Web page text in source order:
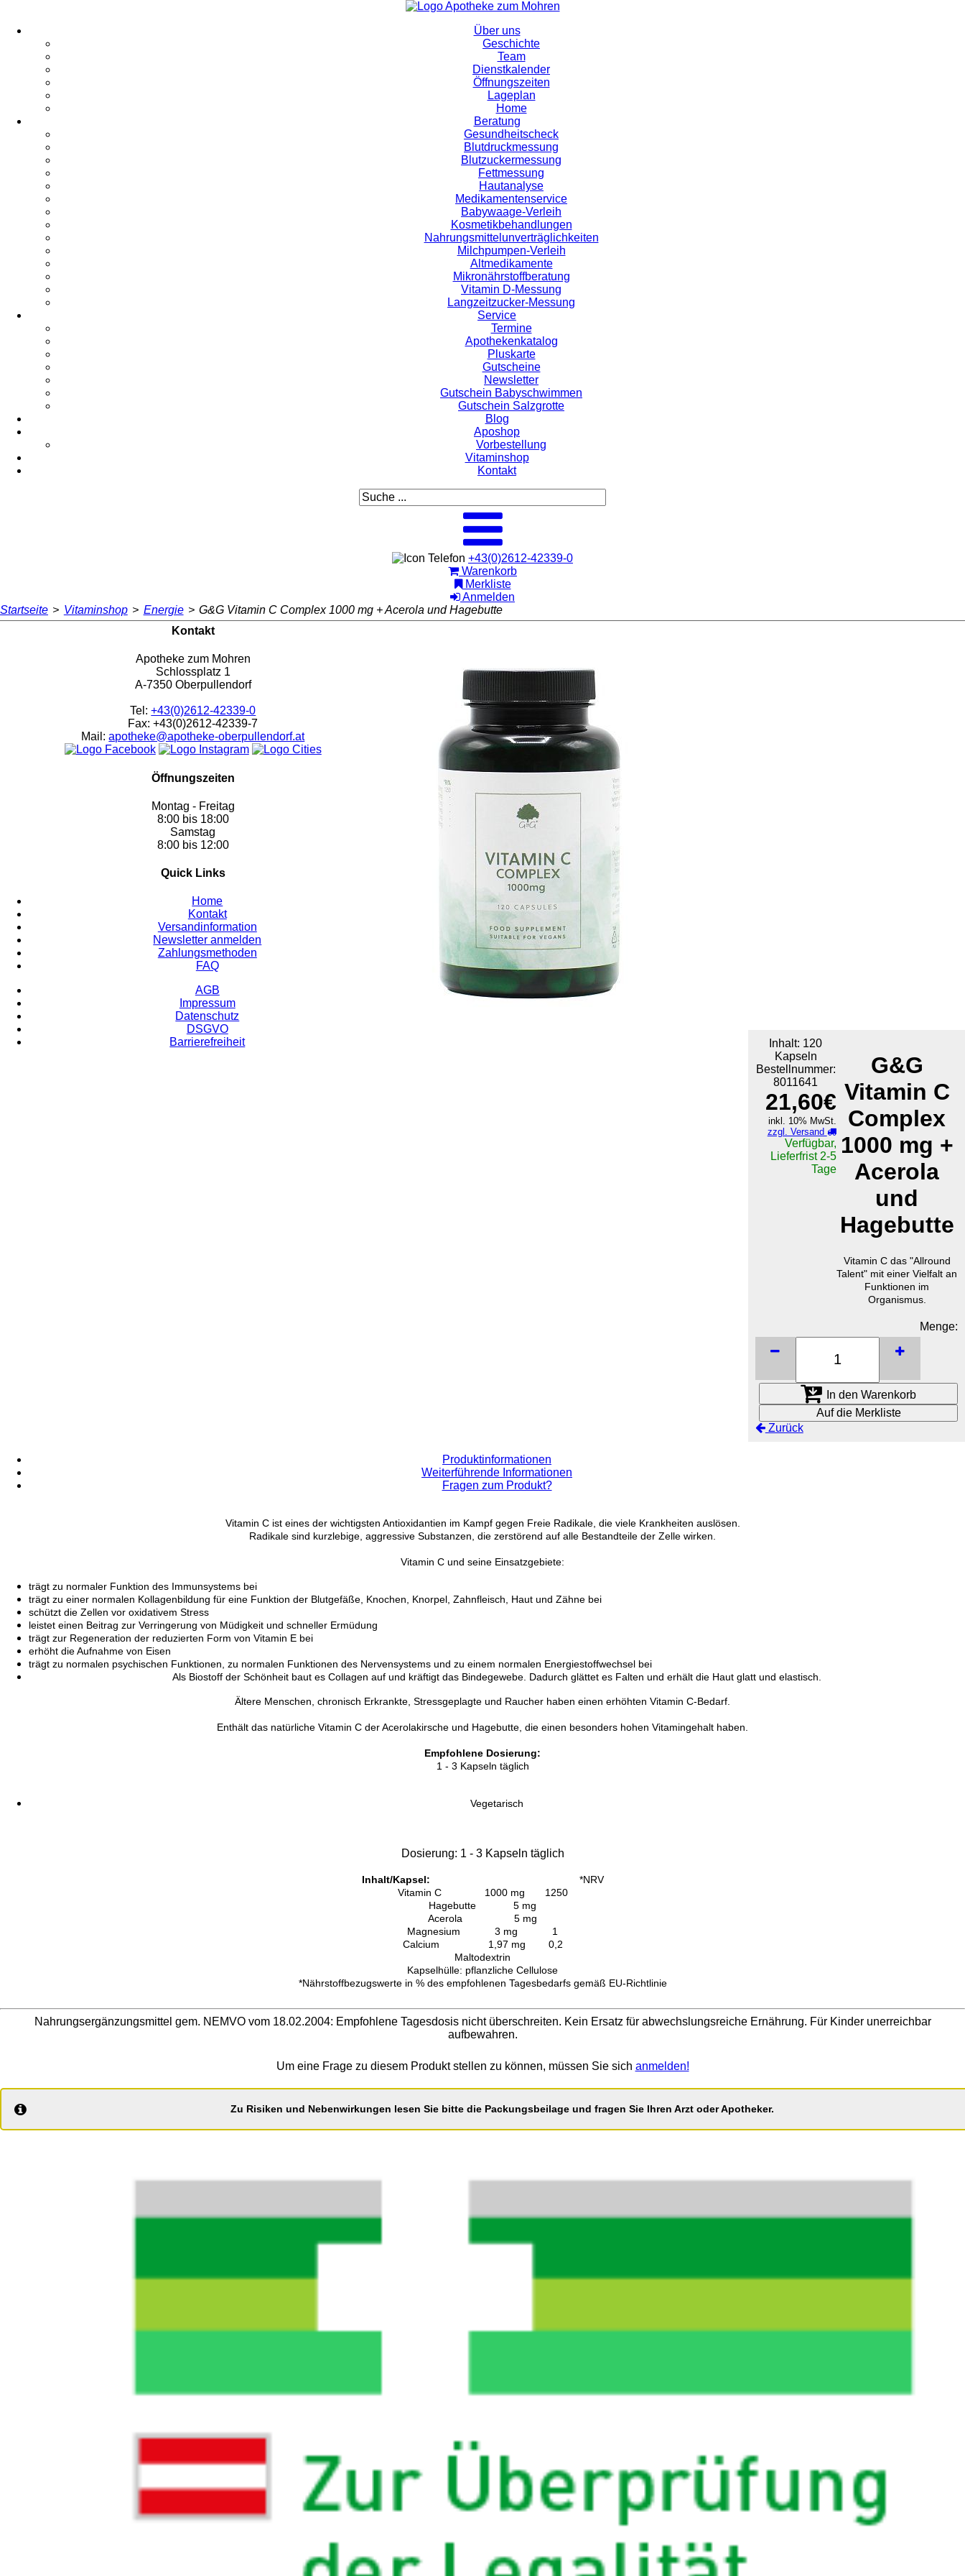
Über uns
Geschichte
Team
Dienstkalender
Öffnungszeiten
Lageplan
Home
Beratung
Gesundheitscheck
Blutdruckmessung
Blutzuckermessung
Fettmessung
Hautanalyse
Medikamentenservice
Babywaage-Verleih
Kosmetikbehandlungen
Nahrungsmittelunverträglichkeiten
Milchpumpen-Verleih
Altmedikamente
Mikronährstoffberatung
Vitamin D-Messung
Langzeitzucker-Messung
Service
Termine
Apothekenkatalog
Pluskarte
Gutscheine
Newsletter
Gutschein Babyschwimmen
Gutschein Salzgrotte
Blog
Aposhop
Vorbestellung
Vitaminshop
Kontakt
+43(0)2612-42339-0
Warenkorb
Merkliste
Anmelden
Startseite > Vitaminshop > Energie > G&G Vitamin C Complex 1000 mg + Acerola und Hagebutte
G&G
Vitamin C
Complex
1000 mg +
Acerola
und
Hagebutte
Vitamin C das "Allround
Talent" mit einer Vielfalt an
Funktionen im
Organismus.
Inhalt: 120
Kapseln
Bestellnummer:
8011641
21,60€
inkl. 10% MwSt.
zzgl. Versand
Verfügbar,
Lieferfrist 2-5
Tage
Menge:
In den Warenkorb
Auf die Merkliste
Zurück
Produktinformationen
Weiterführende Informationen
Fragen zum Produkt?
Vitamin C ist eines der wichtigsten Antioxidantien im Kampf gegen Freie Radikale, die viele Krankheiten auslösen.
Radikale sind kurzlebige, aggressive Substanzen, die zerstörend auf alle Bestandteile der Zelle wirken.
Vitamin C und seine Einsatzgebiete:
trägt zu normaler Funktion des Immunsystems bei
trägt zu einer normalen Kollagenbildung für eine Funktion der Blutgefäße, Knochen, Knorpel, Zahnfleisch, Haut und Zähne bei
schützt die Zellen vor oxidativem Stress
leistet einen Beitrag zur Verringerung von Müdigkeit und schneller Ermüdung
trägt zur Regeneration der reduzierten Form von Vitamin E bei
erhöht die Aufnahme von Eisen
trägt zu normalen psychischen Funktionen, zu normalen Funktionen des Nervensystems und zu einem normalen Energiestoffwechsel bei
Als Biostoff der Schönheit baut es Collagen auf und kräftigt das Bindegewebe. Dadurch glättet es Falten und erhält die Haut glatt und elastisch.
Ältere Menschen, chronisch Erkrankte, Stressgeplagte und Raucher haben einen erhöhten Vitamin C-Bedarf.
Enthält das natürliche Vitamin C der Acerolakirsche und Hagebutte, die einen besonders hohen Vitamingehalt haben.
Empfohlene Dosierung:
1 - 3 Kapseln täglich
Vegetarisch
Dosierung: 1 - 3 Kapseln täglich
Inhalt/Kapsel: *NRV
Vitamin C 1000 mg 1250
Hagebutte 5 mg
Acerola 5 mg
Magnesium 3 mg 1
Calcium 1,97 mg 0,2
Maltodextrin
Kapselhülle: pflanzliche Cellulose
*Nährstoffbezugswerte in % des empfohlenen Tagesbedarfs gemäß EU-Richtlinie
Nahrungsergänzungsmittel gem. NEMVO vom 18.02.2004: Empfohlene Tagesdosis nicht überschreiten. Kein Ersatz für abwechslungsreiche Ernährung. Für Kinder unerreichbar
aufbewahren.
Um eine Frage zu diesem Produkt stellen zu können, müssen Sie sich anmelden!
Zu Risiken und Nebenwirkungen lesen Sie bitte die Packungsbeilage und fragen Sie Ihren Arzt oder Apotheker.
Kontakt
Apotheke zum Mohren
Schlossplatz 1
A-7350 Oberpullendorf
Tel:+43(0)2612-42339-0
Fax: +43(0)2612-42339-7
Mail:apotheke@apotheke-oberpullendorf.at
Öffnungszeiten
Montag - Freitag
8:00 bis 18:00
Samstag
8:00 bis 12:00
Quick Links
Home
Kontakt
Versandinformation
Newsletter anmelden
Zahlungsmethoden
FAQ
AGB
Impressum
Datenschutz
DSGVO
Barrierefreiheit